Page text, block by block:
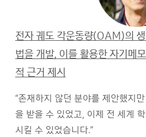
전자 궤도 각운동량(OAM)의
법을 개발, 이를 활용한 자기메
적 근거 제시
“존재하지 않던 분야를 제안했지
을 받을 수 있었고, 이제 전 세계
시킬 수 있었습니다.”